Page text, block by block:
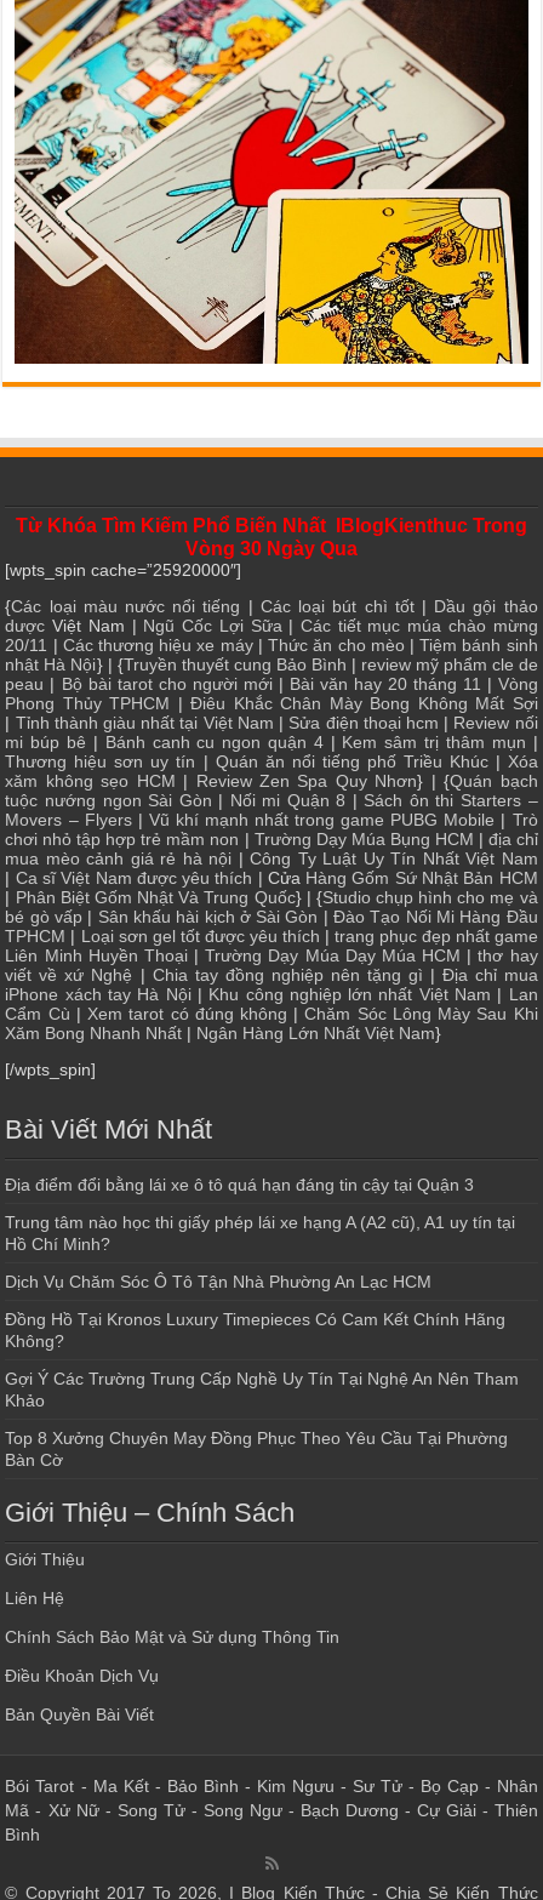
Từ Khóa Tìm Kiếm Phổ Biến Nhất IBlogKienthuc Trong
Vòng 30 Ngày Qua
[wpts_spin cache=”25920000″]
{Các loại màu nước nổi tiếng | Các loại bút chì tốt| Dầu gội thảo
dược Việt Nam | Ngũ Cốc Lợi Sữa | Các tiết mục múa chào mừng
20/11 | Các thương hiệu xe máy|Thức ăn cho mèo|Tiệm bánh sinh
nhật Hà Nội} | {Truyền thuyết cung Bảo Bình | review mỹ phẩm cle de
peau | Bộ bài tarot cho người mới| Bài văn hay 20 tháng 11 | Vòng
Phong Thủy TPHCM |Điêu Khắc Chân Mày Bong Không Mất Sợi
| Tỉnh thành giàu nhất tại Việt Nam | Sửa điện thoại hcm | Review nối
mi búp bê | Bánh canh cu ngon quận 4| Kem sâm trị thâm mụn |
Thương hiệu sơn uy tín | Quán ăn nổi tiếng phố Triều Khúc| Xóa
xăm không sẹo HCM | Review Zen Spa Quy Nhơn} | {Quán bạch
tuộc nướng ngon Sài Gòn | Nối mi Quận 8 | Sách ôn thi Starters –
Movers – Flyers| Vũ khí mạnh nhất trong game PUBG Mobile | Trò
chơi nhỏ tập hợp trẻ mầm non | Trường Dạy Múa Bụng HCM | địa chỉ
mua mèo cảnh giá rẻ hà nội |Công Ty Luật Uy Tín Nhất Việt Nam
| Ca sĩ Việt Nam được yêu thích | Cửa Hàng Gốm Sứ Nhật Bản HCM
| Phân Biệt Gốm Nhật Và Trung Quốc} | {Studio chụp hình cho mẹ và
bé gò vấp | Sân khấu hài kịch ở Sài Gòn |Đào Tạo Nối Mi Hàng Đầu
TPHCM | Loại sơn gel tốt được yêu thích | trang phục đẹp nhất game
Liên Minh Huyền Thoại|Trường Dạy Múa Dạy Múa HCM |thơ hay
viết về xứ Nghệ | Chia tay đồng nghiệp nên tặng gì | Địa chỉ mua
iPhone xách tay Hà Nội| Khu công nghiệp lớn nhất Việt Nam | Lan
Cẩm Cù | Xem tarot có đúng không |Chăm Sóc Lông Mày Sau Khi
Xăm Bong Nhanh Nhất | Ngân Hàng Lớn Nhất Việt Nam}
[/wpts_spin]
Bài Viết Mới Nhất
Địa điểm đổi bằng lái xe ô tô quá hạn đáng tin cậy tại Quận 3
Trung tâm nào học thi giấy phép lái xe hạng A (A2 cũ), A1 uy tín tại
Hồ Chí Minh?
Dịch Vụ Chăm Sóc Ô Tô Tận Nhà Phường An Lạc HCM
Đồng Hồ Tại Kronos Luxury Timepieces Có Cam Kết Chính Hãng
Không?
Gợi Ý Các Trường Trung Cấp Nghề Uy Tín Tại Nghệ An Nên Tham
Khảo
Top 8 Xưởng Chuyên May Đồng Phục Theo Yêu Cầu Tại Phường
Bàn Cờ
Giới Thiệu – Chính Sách
Giới Thiệu
Liên Hệ
Chính Sách Bảo Mật và Sử dụng Thông Tin
Điều Khoản Dịch Vụ
Bản Quyền Bài Viết
Bói Tarot - Ma Kết- Bảo Bình - Kim Ngưu - Sư Tử- Bọ Cạp- Nhân
Mã - Xử Nữ- Song Tử- Song Ngư- Bạch Dương - Cự Giải- Thiên
Bình
© Copyright 2017 To 2026, I Blog Kiến Thức - Chia Sẻ Kiến Thức